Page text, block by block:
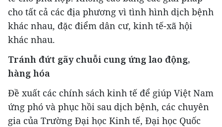
cho tất cả các địa phương vì tình hình dịch bệnh
khác nhau, đặc điểm dân cư, kinh tế-xã hội
khác nhau.
Tránh đứt gãy chuỗi cung ứng lao động,
hàng hóa
Đề xuất các chính sách kinh tế để giúp Việt Nam
ứng phó và phục hồi sau dịch bệnh, các chuyên
gia của Trường Đại học Kinh tế, Đại học Quốc